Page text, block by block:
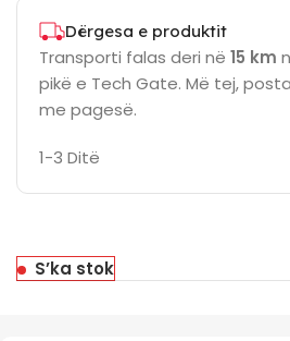
Dërgesa e produktit
Transporti falas deri në 15 km
pikë e Tech Gate. Më tej,
me pagesë.
1-3 Ditë
S’ka stok